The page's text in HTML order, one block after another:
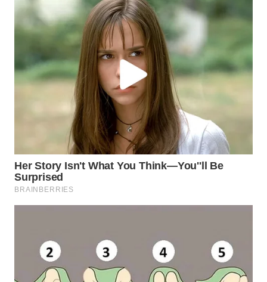
WN
BINJAI
WN
CIREBON
INDRAMAYU
KUNINGAN
WN
MAJALENGKA
SUBANG